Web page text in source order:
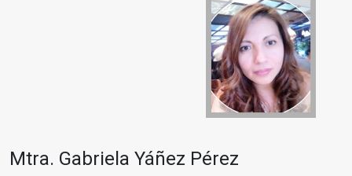
Mtra. Gabriela Yáñez Pérez